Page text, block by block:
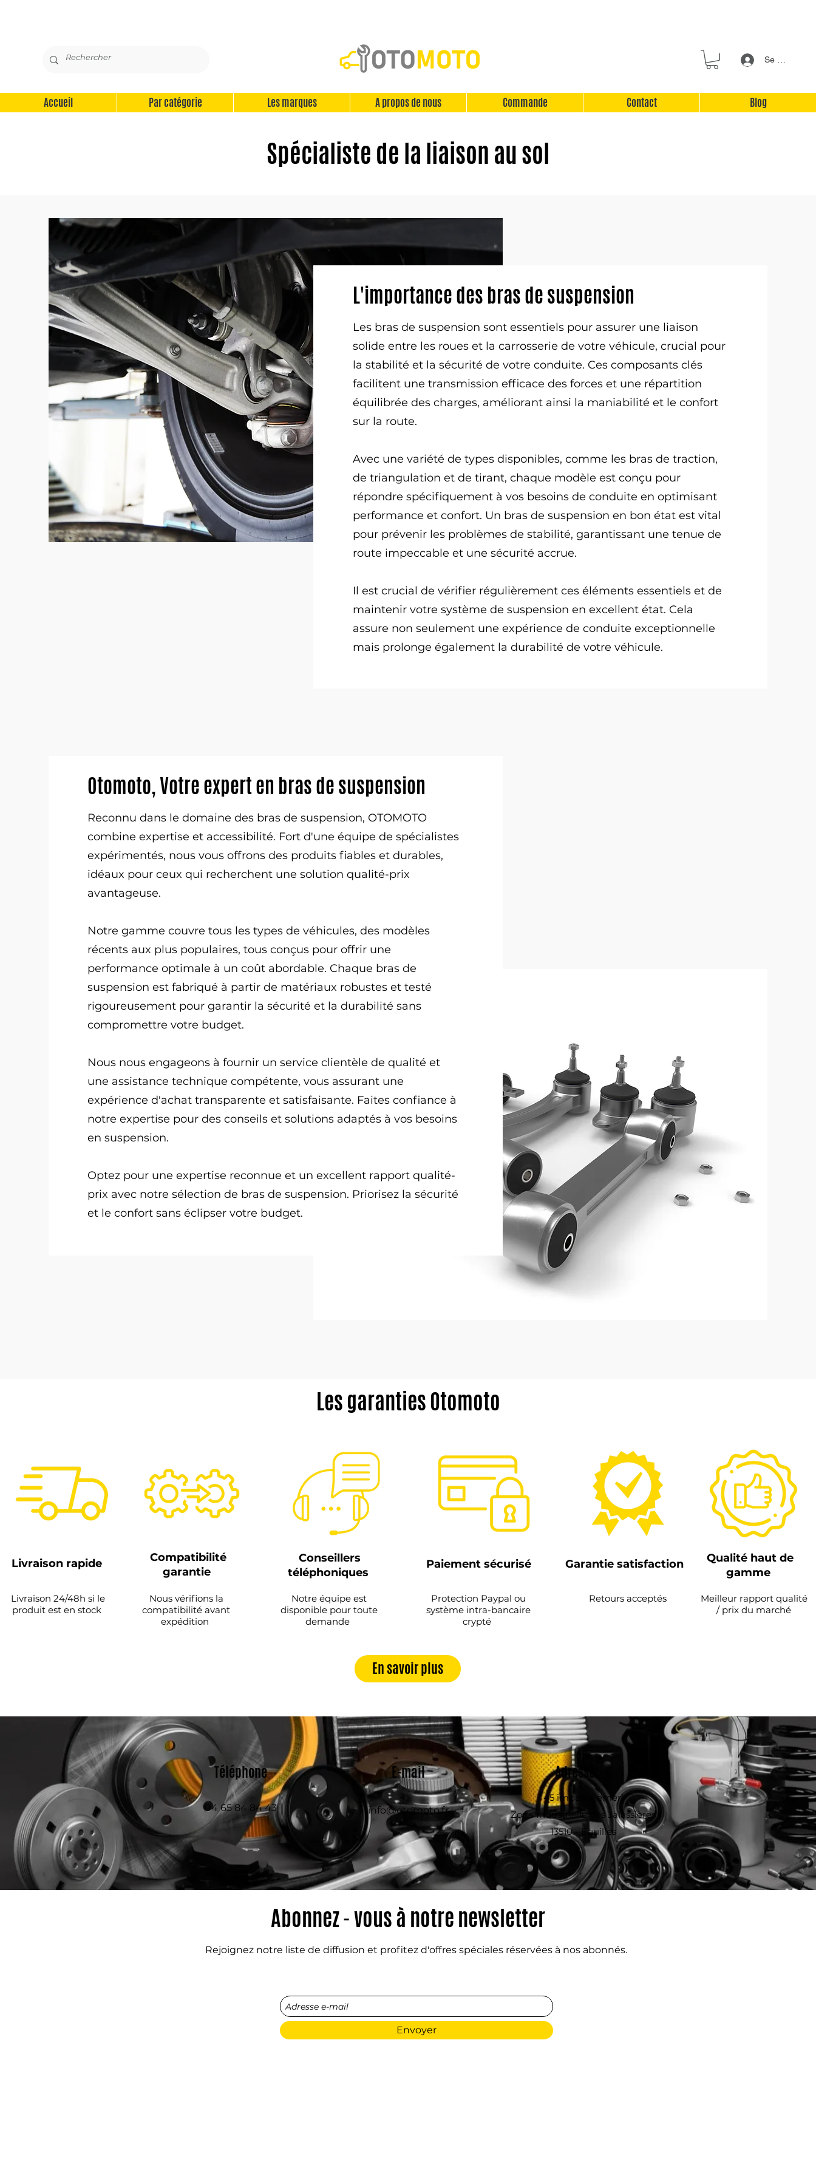
Se connecter
Accueil Par catégorie Les marques A propos de nous Commande Contact Blog
Spécialiste de la liaison au sol
L'importance des bras de suspension
Les bras de suspension sont essentiels pour assurer une liaison
solide entre les roues et la carrosserie de votre véhicule, crucial pour
la stabilité et la sécurité de votre conduite. Ces composants clés
facilitent une transmission efficace des forces et une répartition
équilibrée des charges, améliorant ainsi la maniabilité et le confort
sur la route.
Avec une variété de types disponibles, comme les bras de traction,
de triangulation et de tirant, chaque modèle est conçu pour
répondre spécifiquement à vos besoins de conduite en optimisant
performance et confort. Un bras de suspension en bon état est vital
pour prévenir les problèmes de stabilité, garantissant une tenue de
route impeccable et une sécurité accrue.
Il est crucial de vérifier régulièrement ces éléments essentiels et de
maintenir votre système de suspension en excellent état. Cela
assure non seulement une expérience de conduite exceptionnelle
mais prolonge également la durabilité de votre véhicule.
Otomoto, Votre expert en bras de suspension
Reconnu dans le domaine des bras de suspension, OTOMOTO
combine expertise et accessibilité. Fort d'une équipe de spécialistes
expérimentés, nous vous offrons des produits fiables et durables,
idéaux pour ceux qui recherchent une solution qualité-prix
avantageuse.
Notre gamme couvre tous les types de véhicules, des modèles
récents aux plus populaires, tous conçus pour offrir une
performance optimale à un coût abordable. Chaque bras de
suspension est fabriqué à partir de matériaux robustes et testé
rigoureusement pour garantir la sécurité et la durabilité sans
compromettre votre budget.
Nous nous engageons à fournir un service clientèle de qualité et
une assistance technique compétente, vous assurant une
expérience d'achat transparente et satisfaisante. Faites confiance à
notre expertise pour des conseils et solutions adaptés à vos besoins
en suspension.
Optez pour une expertise reconnue et un excellent rapport qualité-
prix avec notre sélection de bras de suspension. Priorisez la sécurité
et le confort sans éclipser votre budget.
Les garanties Otomoto
Livraison rapide
Livraison 24/48h si le
produit est en stock
Compatibilité
garantie
Nous vérifions la
compatibilité avant
expédition
Conseillers
téléphoniques
Notre équipe est
disponible pour toute
demande
Paiement sécurisé
Protection Paypal ou
système intra-bancaire
crypté
Garantie satisfaction
Qualité haut de
gamme
Retours acceptés
Meilleur rapport qualité
/ prix du marché
En savoir plus
Téléphone
04 65 84 84 43
E-mail
info@otomoto.fr
Adresse
45 impasse emeri
Zone Industrielle des Jalassières
13510 - Eguilles
Abonnez - vous à notre newsletter
Rejoignez notre liste de diffusion et profitez d'offres spéciales réservées à nos abonnés.
Envoyer